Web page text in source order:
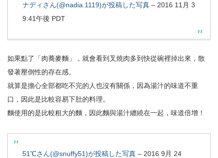
ナディさん(@nadia.1119)が投稿した写真 – 2016 11月 3
9:41午後 PDT
如果點了「肉蕎麥麵」，就會看到叉燒肉多到快從碗裡掉出來，散
發著壓倒性的存在感。
就算是擔心全部都吃不完的人也沒有關係，因為湯汁的味道不重
口，因此是比較容易下肚的料理。
麵使用的是比較粗大的麵，因此麵與湯汁纏繞在一起，味道倍增！
51℃さん(@snuffy51)が投稿した写真 – 2016 9月 24